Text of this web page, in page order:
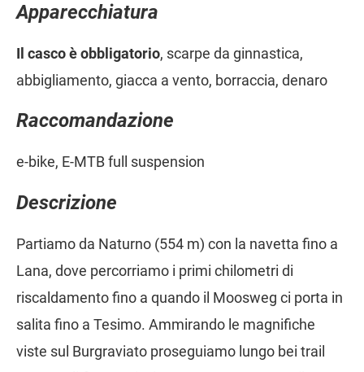
Apparecchiatura
Il casco è obbligatorio, scarpe da ginnastica,
abbigliamento, giacca a vento, borraccia, denaro
Raccomandazione
e-bike, E-MTB full suspension
Descrizione
Partiamo da Naturno (554 m) con la navetta fino a
Lana, dove percorriamo i primi chilometri di
riscaldamento fino a quando il Moosweg ci porta in
salita fino a Tesimo. Ammirando le magnifiche
viste sul Burgraviato proseguiamo lungo bei trail